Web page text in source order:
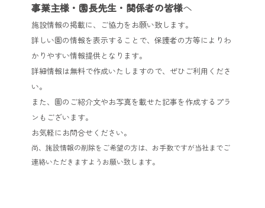
事業主様・園長先生・関係者の皆様へ
施設情報の掲載に、ご協力をお願い致します。
詳しい園の情報を表示することで、保護者の方等によりわ
かりやすい情報提供となります。
詳細情報は無料で作成いたしますので、ぜひご利用くださ
い。
また、園のご紹介文やお写真を載せた記事を作成するプラ
ンもございます。
お気軽にお問合せください。
尚、施設情報の削除をご希望の方は、お手数ですが当社までご
連絡いただきますようお願い致します。